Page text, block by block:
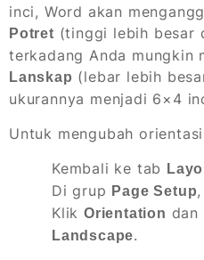
inci, Word akan
Potret (tinggi lebih besar
terkadang Anda mungkin
Lanskap (lebar lebih
ukurannya menjadi 6×4
Untuk mengubah
Kembali ke tab
Di grup Page Setup
Klik Orientation dan
Landscape.